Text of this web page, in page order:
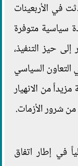
في الأربعينات
سياسية متوفرة
حيز التنفيذ،
التعاون السياسي
من الانهيار
شرور الأزمات.
في إطار اتفاق